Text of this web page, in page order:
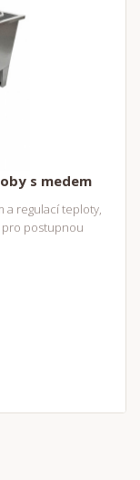
s medem
a regulací teploty,
pro postupnou